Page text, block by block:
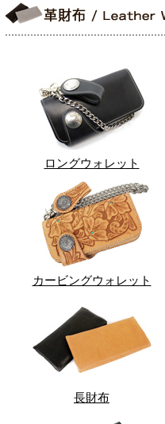
ロングウォレット
カービングウォレット
長財布